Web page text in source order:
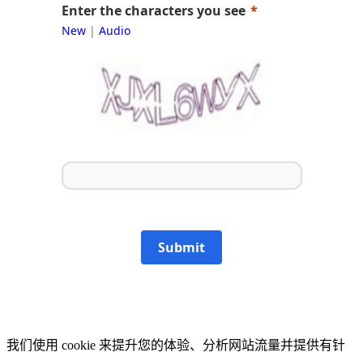
Enter the characters you see
New| Audio
Submit
我们使用 cookie 来提升您的体验、分析网站流量并提供有针